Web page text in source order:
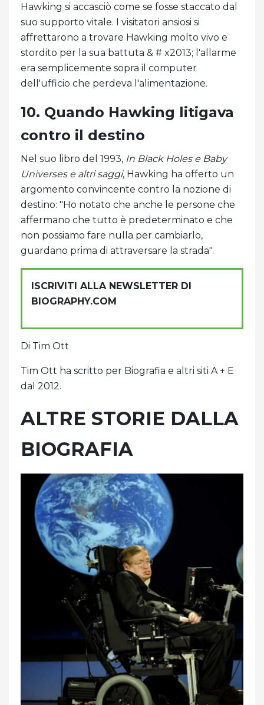
Hawking si accasciò come se fosse staccato dal
suo supporto vitale. I visitatori ansiosi si
affrettarono a trovare Hawking molto vivo e
stordito per la sua battuta & # x2013; l'allarme
era semplicemente sopra il computer
dell'ufficio che perdeva l'alimentazione.
10. Quando Hawking litigava
contro il destino
Nel suo libro del 1993, In Black Holes e Baby
Universes e altri saggi, Hawking ha offerto un
argomento convincente contro la nozione di
destino: "Ho notato che anche le persone che
affermano che tutto è predeterminato e che
non possiamo fare nulla per cambiarlo,
guardano prima di attraversare la strada".
ISCRIVITI ALLA NEWSLETTER DI
BIOGRAPHY.COM
Di Tim Ott
Tim Ott ha scritto per Biografia e altri siti A + E
dal 2012.
ALTRE STORIE DALLA
BIOGRAFIA